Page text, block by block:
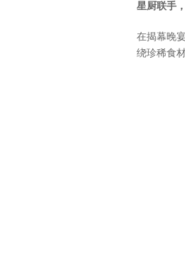
星厨联手
在揭幕晚
绕珍稀食